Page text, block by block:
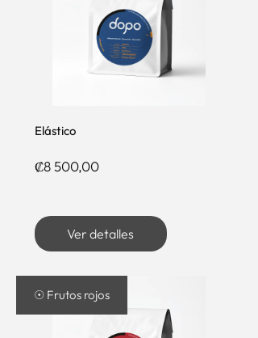
Elástico
₡8 500,00Precio
Ver detalles
☉ Frutos rojos